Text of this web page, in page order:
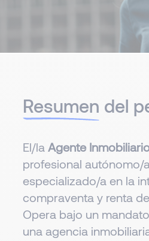
Resumen del
El/la Agente
profesional autónomo/
especializado/a en la
compraventa y renta
Opera bajo un
una agencia